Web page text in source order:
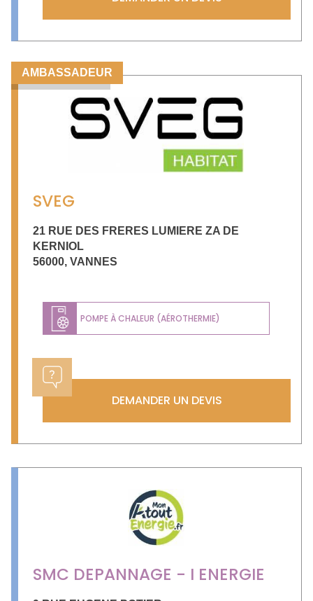
AMBASSADEUR
SVEG
21 RUE DES FRERES LUMIERE ZA DE
KERNIOL
56000, VANNES
POMPE À CHALEUR (AÉROTHERMIE)
DEMANDER UN DEVIS
SMC DEPANNAGE - I ENERGIE